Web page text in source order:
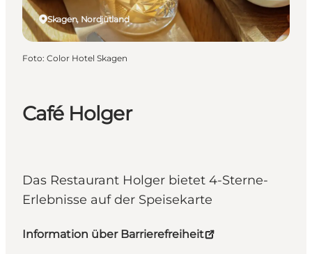
Café Holger
Das Restaurant Holger bietet 4-Sterne-
Erlebnisse auf der Speisekarte
Information über Barrierefreiheit
Skagen, Nordjütland
Foto: Color Hotel Skagen